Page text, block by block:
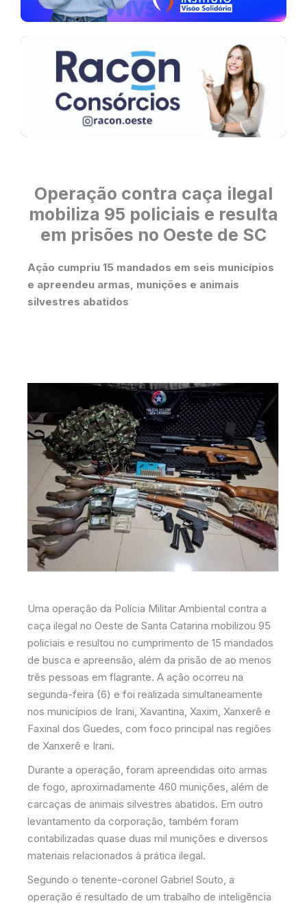
Operação contra caça ilegal
mobiliza 95 policiais e resulta
em prisões no Oeste de SC
Ação cumpriu 15 mandados em seis municípios
e apreendeu armas, munições e animais
silvestres abatidos
Uma operação da Polícia Militar Ambiental contra a
caça ilegal no Oeste de Santa Catarina mobilizou 95
policiais e resultou no cumprimento de 15 mandados
de busca e apreensão, além da prisão de ao menos
três pessoas em flagrante. A ação ocorreu na
segunda-feira (6) e foi realizada simultaneamente
nos municípios de Irani, Xavantina, Xaxim, Xanxerê e
Faxinal dos Guedes, com foco principal nas regiões
de Xanxerê e Irani.
Durante a operação, foram apreendidas oito armas
de fogo, aproximadamente 460 munições, além de
carcaças de animais silvestres abatidos. Em outro
levantamento da corporação, também foram
contabilizadas quase duas mil munições e diversos
materiais relacionados à prática ilegal.
Segundo o tenente-coronel Gabriel Souto, a
operação é resultado de um trabalho de inteligência